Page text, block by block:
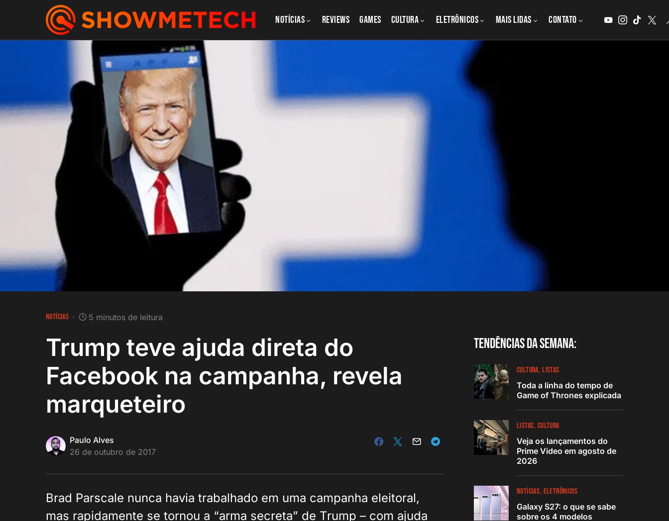
NOTÍCIAS REVIEWS GAMES CULTURA Eletrônicos MAIS LIDAS CONTATO
NOTÍCIAS 5 minutos de leitura
Trump teve ajuda direta do
Facebook na campanha, revela
marqueteiro
Paulo Alves
26 de outubro de 2017
Brad Parscale nunca havia trabalhado em uma campanha eleitoral,
mas rapidamente se tornou a “arma secreta” de Trump – com ajuda
Tendências da semana:
CULTURA LISTAS
Toda a linha do tempo de
Game of Thrones explicada
LISTAS CULTURA
Veja os lançamentos do
Prime Video em agosto de
2026
NOTÍCIAS ELETRÔNICOS
Galaxy S27: o que se sabe
sobre os 4 modelos